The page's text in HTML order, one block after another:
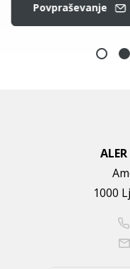
Povpraševanje
1000